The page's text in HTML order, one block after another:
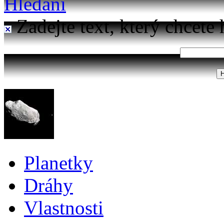
Zadejte text, který chcete
Planetky
Dráhy
Vlastnosti